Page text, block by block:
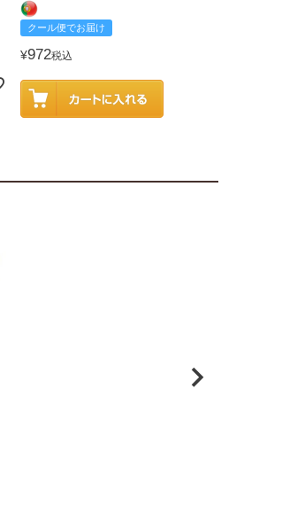
クール便でお届け
¥972税込